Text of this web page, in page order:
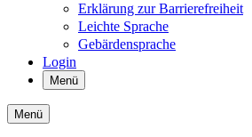
Erklärung zur Barrierefreiheit
Leichte Sprache
Gebärdensprache
Login
Menü
Menü